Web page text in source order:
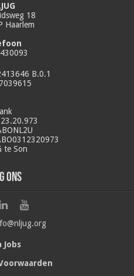
18
Haarlem
B.0.1
te Son
ons
Jobs